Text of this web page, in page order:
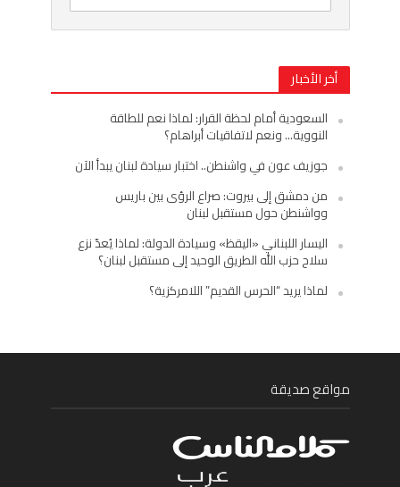
أخر الأخبار
السعودية أمام لحظة القرار: لماذا نعم للطاقة
النووية… ونعم لاتفاقيات أبراهام؟
جوزيف عون في واشنطن.. اختبار سيادة لبنان يبدأ الآن
من دمشق إلى بيروت: صراع الرؤى بين باريس
وواشنطن حول مستقبل لبنان
اليسار اللبناني «اليقظ» وسيادة الدولة: لماذا يُعدّ نزع
سلاح حزب الله الطريق الوحيد إلى مستقبل لبنان؟
لماذا يريد “الحرس القديم” اللامركزية؟
مواقع صديقة